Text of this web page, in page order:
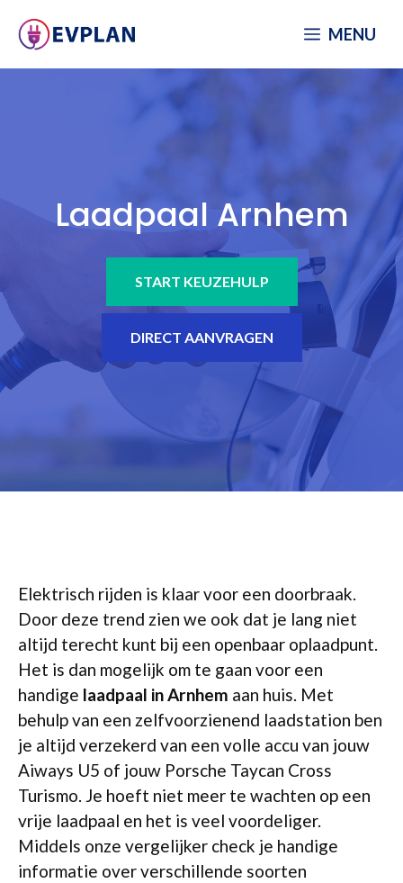
naar
MENU
Laadpaal Arnhem
START KEUZEHULP
DIRECT AANVRAGEN
Elektrisch rijden is klaar voor een doorbraak.
Door deze trend zien we ook dat je lang niet
altijd terecht kunt bij een openbaar oplaadpunt.
Het is dan mogelijk om te gaan voor een
handige laadpaal in Arnhem aan huis. Met
behulp van een zelfvoorzienend laadstation ben
je altijd verzekerd van een volle accu van jouw
Aiways U5 of jouw Porsche Taycan Cross
Turismo. Je hoeft niet meer te wachten op een
vrije laadpaal en het is veel voordeliger.
Middels onze vergelijker check je handige
informatie over verschillende soorten